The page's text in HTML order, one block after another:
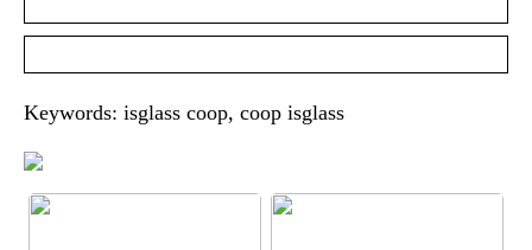
Keywords: isglass coop, coop isglass